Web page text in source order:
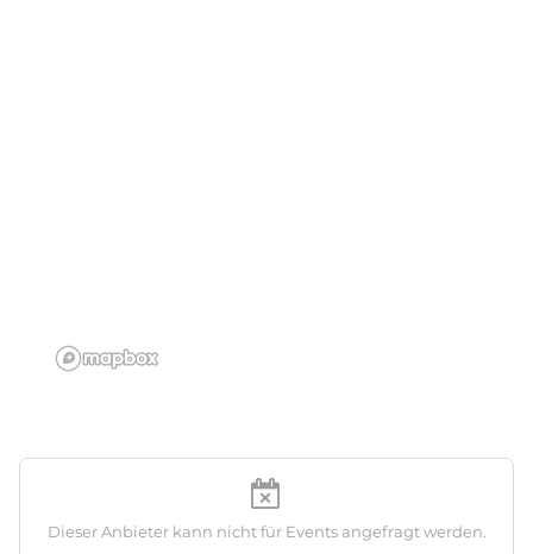
Dieser Anbieter kann nicht für Events angefragt werden.